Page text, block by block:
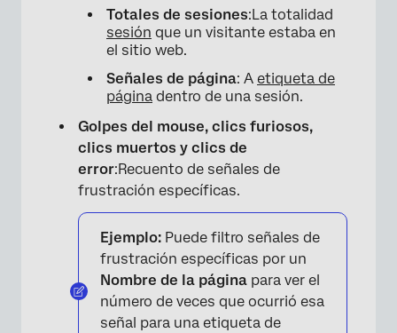
Totales de sesiones:La totalidad
sesión que un visitante estaba en
el sitio web.
Señales de página: A etiqueta de
página dentro de una sesión.
Golpes del mouse, clics furiosos,
clics muertos y clics de
error:Recuento de señales de
frustración específicas.
Ejemplo: Puede filtro señales de
frustración específicas por un
Nombre de la página para ver el
número de veces que ocurrió esa
señal para una etiqueta de